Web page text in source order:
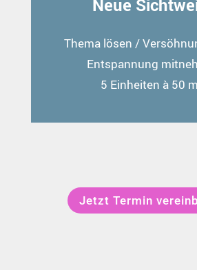
Neue
Thema lösen /
Entspannung
5 Einheiten à 50
Jetzt Termin